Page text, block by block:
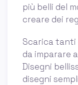
più belli del
creare dei
Scarica tanti
da imparare
Disegni
disegni